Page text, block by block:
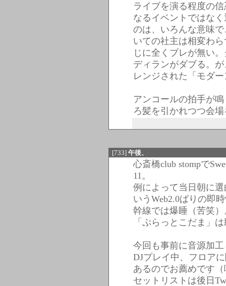
ライブを演る程度の
なるイベントではな
のは、いろんな意味
いての社主は相変わ
じに全くブレが無い
ディランがダブる。
レンジされた「モダ
アンコールの拍手が
ろ髪を引かれつつ会
[733] 午後、
心斎橋club stompで
11。
例によって当日朝に
いうWeb2.0ばりの即
幹線では爆睡（苦笑
「ぷらっとこだま」
今回も事前に音源加
DJプレイ中、フロア
あるのでお薦めです
セットリストは後日